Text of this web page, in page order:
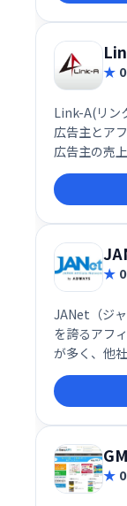
Link-A(リン
広告主とア
広告主の売
存在意義を
JANet（ジ
を誇るアフ
が多く、他
やすいイン
す。多くの
化を目指し